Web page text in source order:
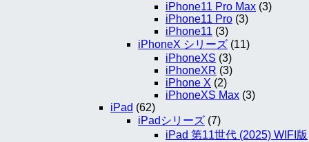
iPhone11 Pro Max (3)
iPhone11 Pro (3)
iPhone11 (3)
iPhoneX シリーズ (11)
iPhoneXS (3)
iPhoneXR (3)
iPhone X (2)
iPhoneXS Max (3)
iPad (62)
iPadシリーズ (7)
iPad 第11世代 (2025) WIFI版